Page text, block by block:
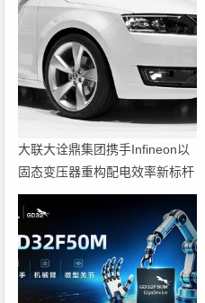
大联大诠鼎集团携手Infineon以
固态变压器重构配电效率新标杆